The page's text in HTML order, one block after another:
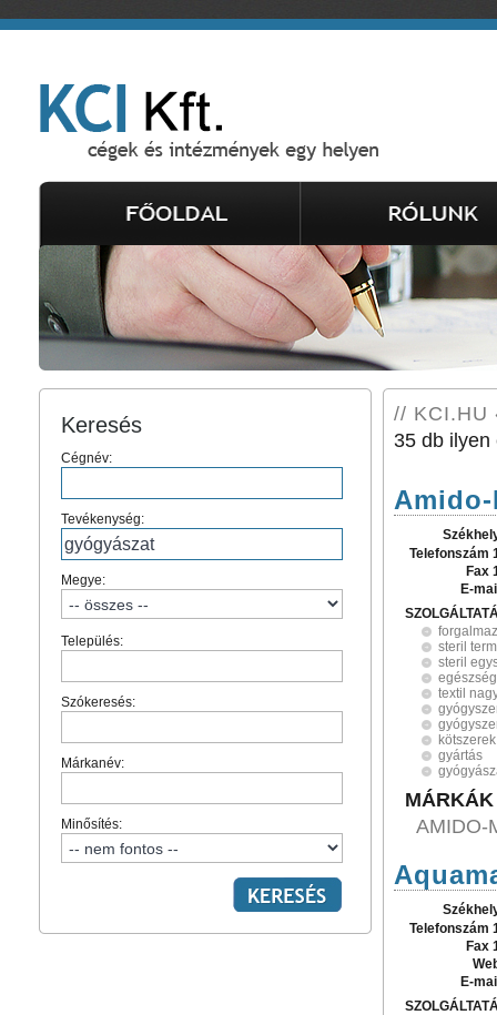
Keresés
Cégnév:
Tevékenység:
Megye:
Település:
Szókeresés:
Márkanév:
Minősítés:
// KCI.HU
35 db ilyen
Telefonszám
Fax
E-
steril
steril
textil
kötszerek
gyártás
MÁRKÁK
AMIDO-
Telefonszám
Fax
E-